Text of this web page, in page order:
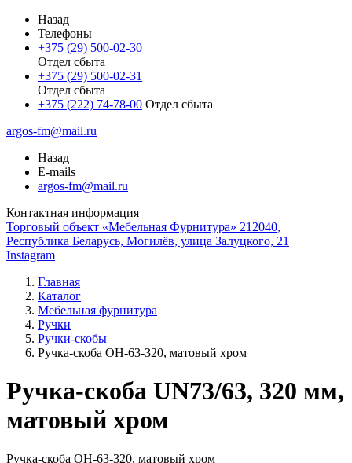
Назад
Телефоны
+375 (29) 500-02-30
Отдел сбыта
+375 (29) 500-02-31
Отдел сбыта
+375 (222) 74-78-00 Отдел сбыта
argos-fm@mail.ru
Назад
E-mails
argos-fm@mail.ru
Контактная информация
Торговый объект «Мебельная Фурнитура» 212040,
Республика Беларусь, Могилёв, улица Залуцкого, 21
Instagram
Главная
Каталог
Мебельная фурнитура
Ручки
Ручки-скобы
Ручка-скоба ОН-63-320, матовый хром
Ручка-скоба UN73/63, 320 мм,
матовый хром
Ручка-скоба ОН-63-320, матовый хром